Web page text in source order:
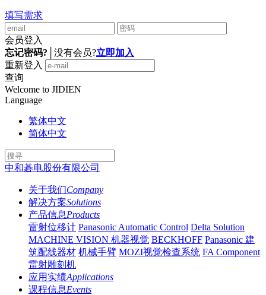
填写需求
会员登入
忘记密码?
没有会员?立即加入
重新登入
查询
Welcome to JIDIEN
Language
繁体中文
简体中文
中和碁电股份有限公司
关于我们Company
解决方案Solutions
产品信息Products
雷射位移计 Panasonic Automatic Control Delta Solution
MACHINE VISION 机器视觉 BECKHOFF Panasonic 建
筑配线器材 机械手臂 MOZI视觉检查系统 FA Component
雷射雕刻机
应用实绩Applications
课程信息Events